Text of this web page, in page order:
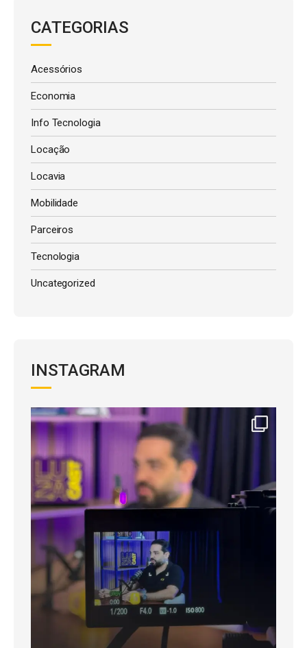
CATEGORIAS
Acessórios
Economia
Info Tecnologia
Locação
Locavia
Mobilidade
Parceiros
Tecnologia
Uncategorized
INSTAGRAM